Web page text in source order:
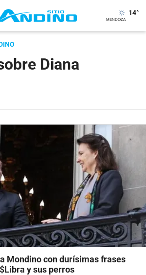
14°
Diana
Mondino con durísimas frases
y sus perros